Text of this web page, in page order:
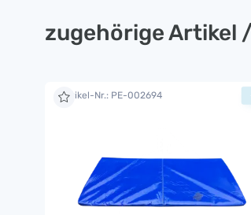
zugehörige Artikel
Artikel-Nr.: PE-002694